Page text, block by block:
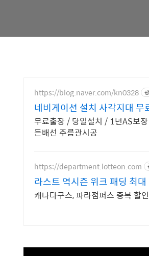
https://blog.naver.com/kn0328
네비게이션 설치 사각지대 무
무료출장 / 당일설치 / 1년AS보
든배선 주름관시공
https://department.lotteon.com
라스트 역시즌 위크 패딩 최
캐나다구스, 파라점퍼스 중복 할